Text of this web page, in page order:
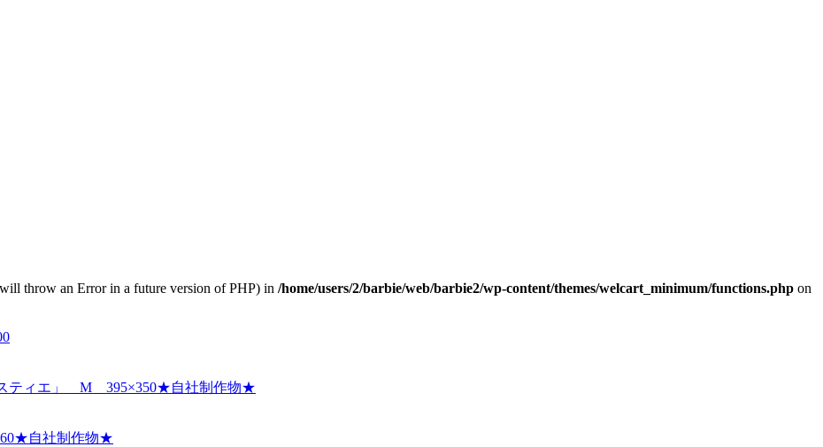
throw an Error in a future version of PHP) in /home/users/2/barbie/web/barbie2/wp-content/themes/welcart_minimum/functions.php on
ティエ」 M 395×350★自社制作物★
自社制作物★